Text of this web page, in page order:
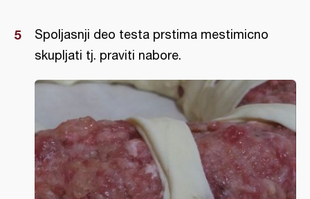
Spoljasnji deo testa prstima mestimicno
skupljati tj. praviti nabore.